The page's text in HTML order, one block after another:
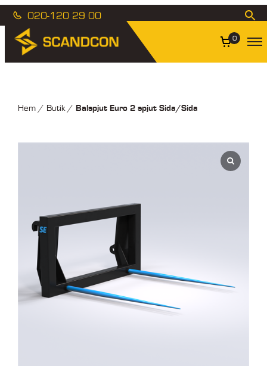
020-120 29 00
0
Hem/ Butik/ Balspjut Euro 2 spjut Sida/Sida